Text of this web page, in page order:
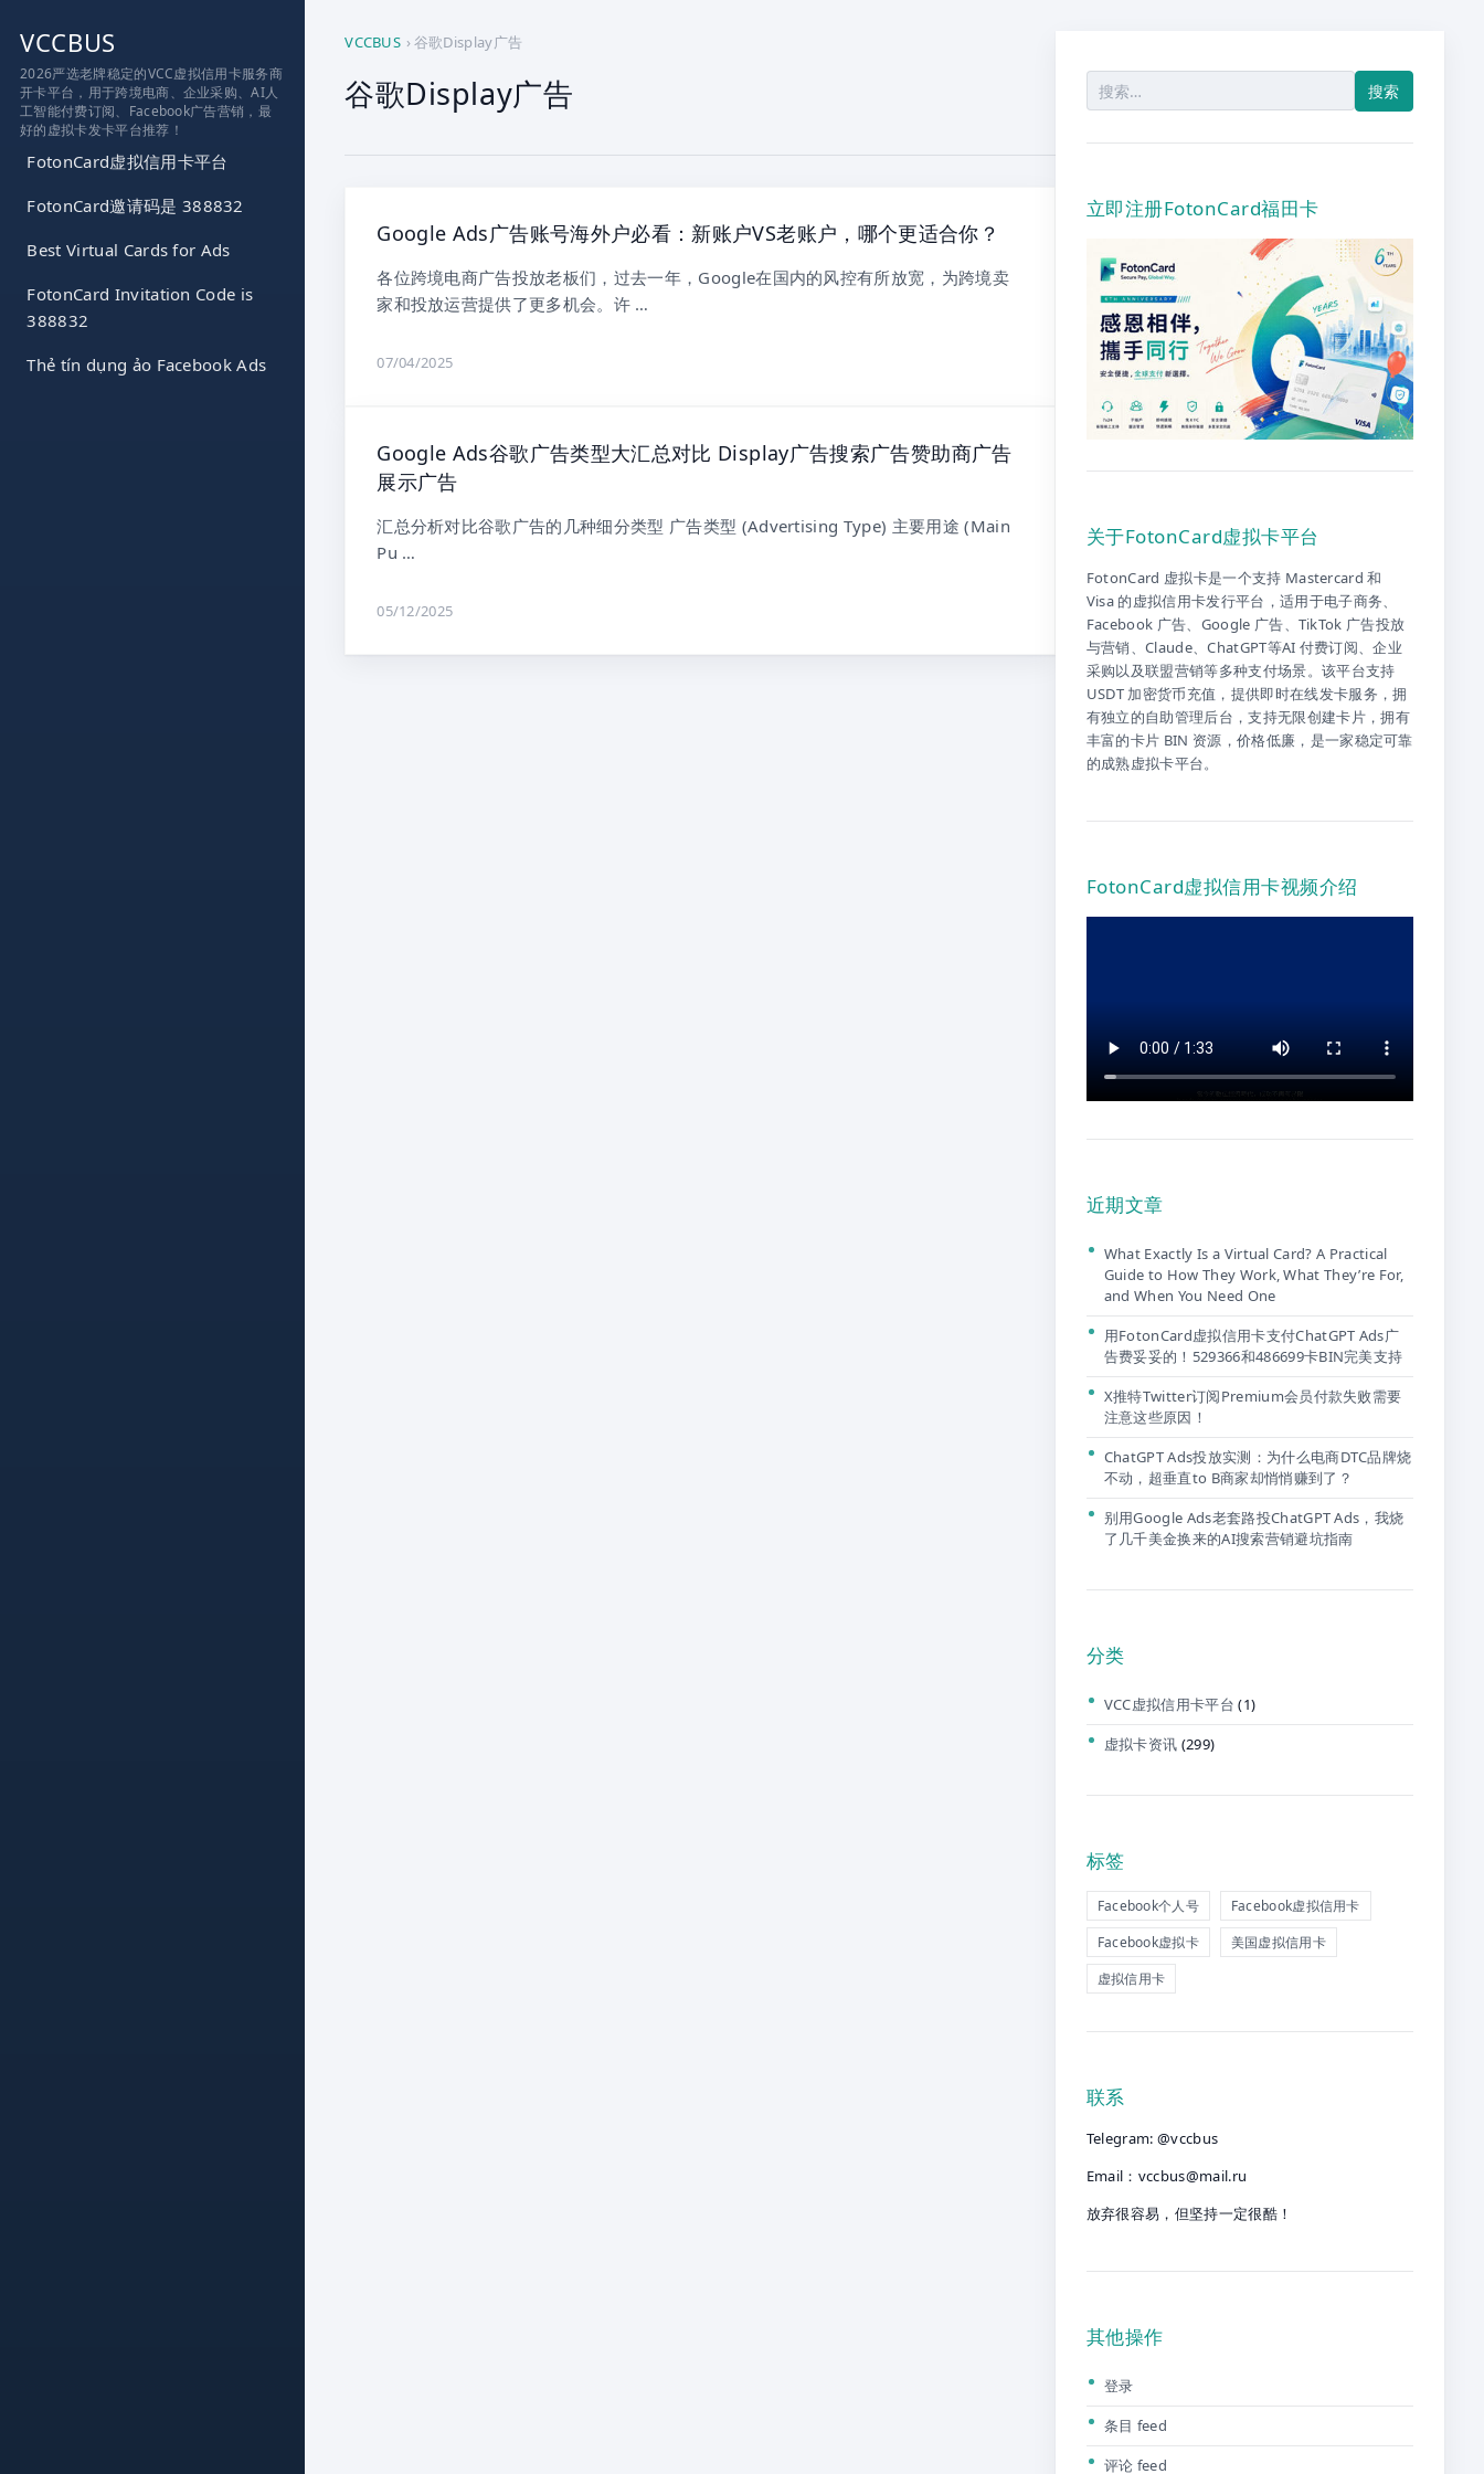
VCCBUS
2026严选老牌稳定的VCC虚拟信用卡服务商
开卡平台，用于跨境电商、企业采购、AI人
工智能付费订阅、Facebook广告营销，最
好的虚拟卡发卡平台推荐！
FotonCard虚拟信用卡平台
FotonCard邀请码是 388832
Best Virtual Cards for Ads
FotonCard Invitation Code is
388832
Thẻ tín dụng ảo Facebook Ads
VCCBUS ›谷歌Display广告
谷歌Display广告
Google Ads广告账号海外户必看：新账户VS老账户，哪个更适合你？
各位跨境电商广告投放老板们，过去一年，Google在国内的风控有所放宽，为跨境卖
家和投放运营提供了更多机会。许 …
07/04/2025
Google Ads谷歌广告类型大汇总对比 Display广告搜索广告赞助商广告
展示广告
汇总分析对比谷歌广告的几种细分类型 广告类型 (Advertising Type) 主要用途 (Main
Pu …
05/12/2025
索：
立即注册FotonCard福田卡
关于FotonCard虚拟卡平台
FotonCard 虚拟卡是一个支持 Mastercard 和
Visa 的虚拟信用卡发行平台，适用于电子商务、
Facebook 广告、Google 广告、TikTok 广告投放
与营销、Claude、ChatGPT等AI 付费订阅、企业
采购以及联盟营销等多种支付场景。该平台支持
USDT 加密货币充值，提供即时在线发卡服务，拥
有独立的自助管理后台，支持无限创建卡片，拥有
丰富的卡片 BIN 资源，价格低廉，是一家稳定可靠
的成熟虚拟卡平台。
FotonCard虚拟信用卡视频介绍
近期文章
What Exactly Is a Virtual Card? A Practical
Guide to How They Work, What They’re For,
and When You Need One
用FotonCard虚拟信用卡支付ChatGPT Ads广
告费妥妥的！529366和486699卡BIN完美支持
X推特Twitter订阅Premium会员付款失败需要
注意这些原因！
ChatGPT Ads投放实测：为什么电商DTC品牌烧
不动，超垂直to B商家却悄悄赚到了？
别用Google Ads老套路投ChatGPT Ads，我烧
了几千美金换来的AI搜索营销避坑指南
分类
VCC虚拟信用卡平台 (1)
虚拟卡资讯 (299)
标签
Facebook个人号
Facebook虚拟信用卡
Facebook虚拟卡
美国虚拟信用卡
虚拟信用卡
联系
Telegram: @vccbus
Email： vccbus@mail.ru
放弃很容易，但坚持一定很酷！
其他操作
登录
条目 feed
评论 feed